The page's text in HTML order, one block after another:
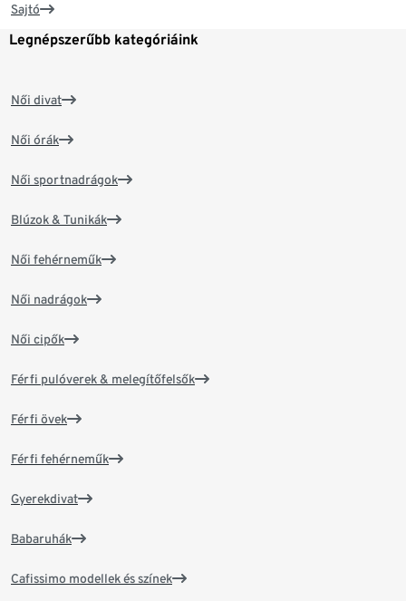
Sajtó
Legnépszerűbb kategóriáink
Női divat
Női órák
Női sportnadrágok
Blúzok & Tunikák
Női fehérneműk
Női nadrágok
Női cipők
Férfi pulóverek & melegítőfelsők
Férfi övek
Férfi fehérneműk
Gyerekdivat
Babaruhák
Cafissimo modellek és színek